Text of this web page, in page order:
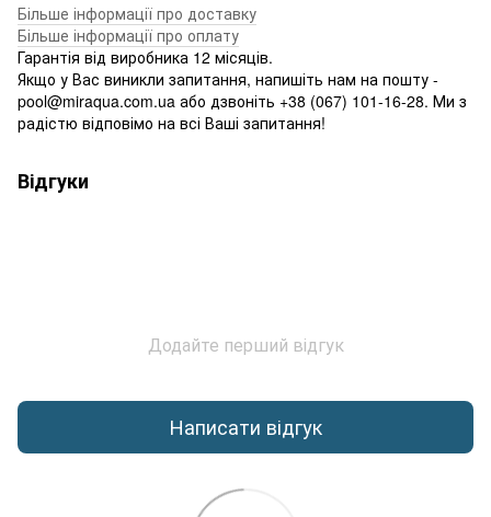
Більше інформації про доставку
Більше інформації про оплату
Гарантія від виробника 12 місяців.
Якщо у Вас виникли запитання, напишіть нам на пошту -
pool@miraqua.com.ua або дзвоніть +38 (067) 101-16-28. Ми з
радістю відповімо на всі Ваші запитання!
Відгуки
Додайте перший відгук
Написати відгук